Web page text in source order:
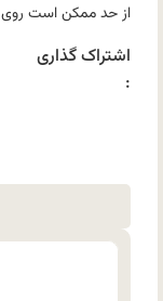
از حد ممکن است روی
اشتراک گذاری
: